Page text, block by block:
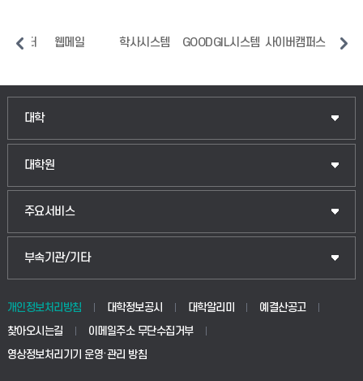
원센터 웹메일 학사시스템 GOODGIL시스템 사이버캠퍼스 중
대학
인문융합공공인재학부
법경영학부
생명공학부
대학원
일반대학원
산업대학원
공공정책대학원
교육대학원
주요서비스
입학안내
웹메일
학사시스템(전문학사 및 전공심화)
부속기관/기타
중앙도서관
학생생활관(안성)
개인정보처리방침 대학정보공시 대학알리미
예결산공고
찾아오시는길
이메일주소 무단수집거부
영상정보처리기기 운영·관리 방침